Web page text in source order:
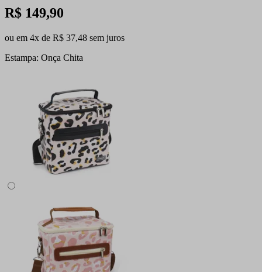
R$ 149,90
ou em 4x de R$ 37,48 sem juros
Estampa: Onça Chita